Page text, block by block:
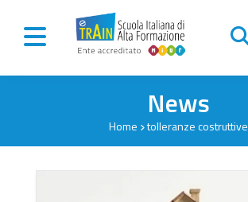
Vai al contenuto
News
Home tolleranze costruttive